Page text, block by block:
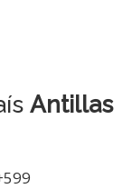
Antillas